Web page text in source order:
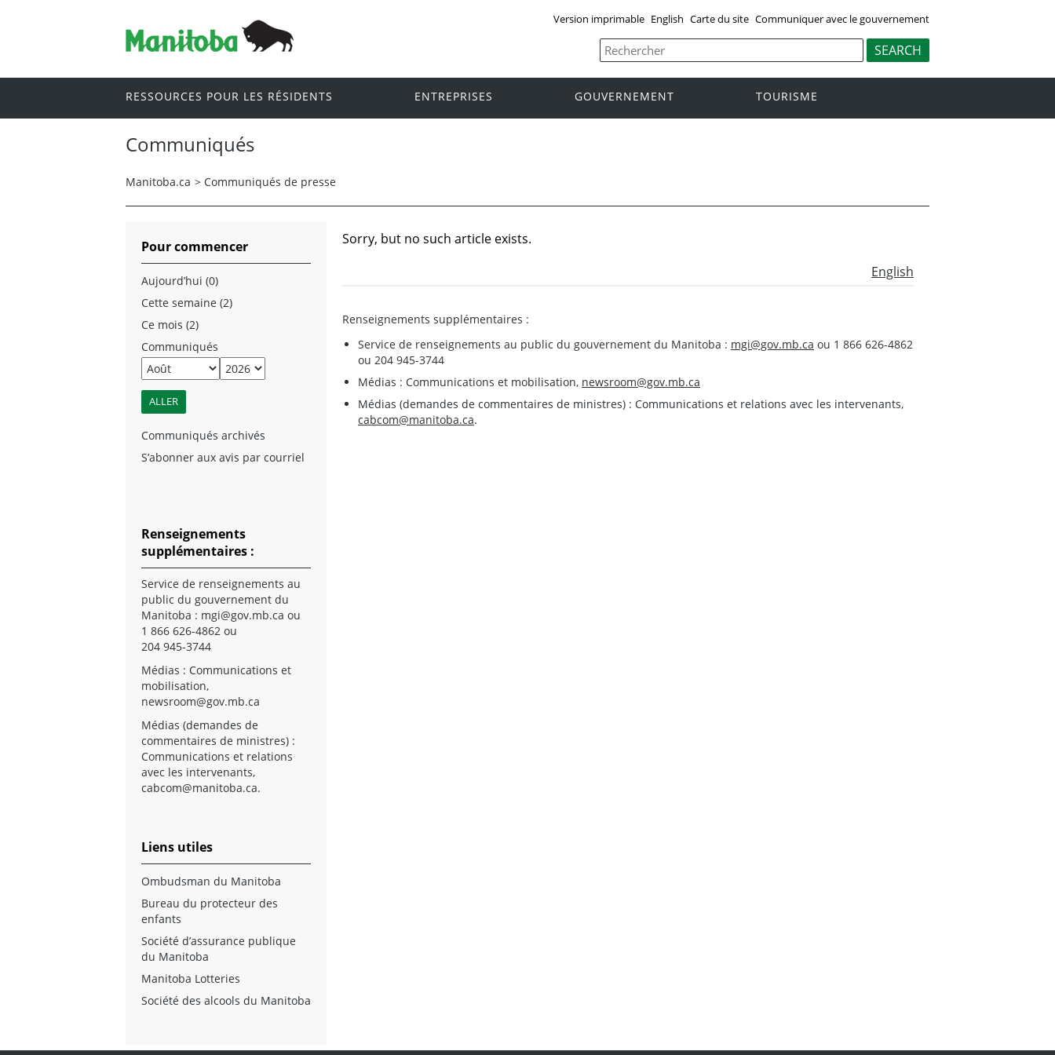
Version imprimable English Carte du site Communiquer avec le gouvernement
RESSOURCES POUR LES RÉSIDENTS ENTREPRISES GOUVERNEMENT TOURISME
Communiqués
Manitoba.ca > Communiqués de presse
Sorry, but no such article exists.
English
Renseignements supplémentaires :
Service de renseignements au public du gouvernement du Manitoba : mgi@gov.mb.ca ou 1 866 626-4862
ou 204 945-3744
Médias : Communications et mobilisation, newsroom@gov.mb.ca
Médias (demandes de commentaires de ministres) : Communications et relations avec les intervenants,
cabcom@manitoba.ca.
Pour commencer
Aujourd’hui (0)
Cette semaine (2)
Ce mois (2)
Communiqués
Communiqués archivés
S’abonner aux avis par courriel
Renseignements
supplémentaires :
Service de renseignements au
public du gouvernement du
Manitoba : mgi@gov.mb.ca ou
1 866 626-4862 ou
204 945-3744
Médias : Communications et
mobilisation,
newsroom@gov.mb.ca
Médias (demandes de
commentaires de ministres) :
Communications et relations
avec les intervenants,
cabcom@manitoba.ca.
Liens utiles
Ombudsman du Manitoba
Bureau du protecteur des
enfants
Société d’assurance publique
du Manitoba
Manitoba Lotteries
Société des alcools du Manitoba